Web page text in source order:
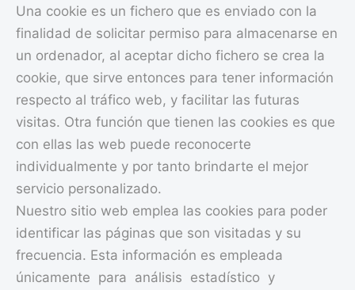
de
cookies
Una cookie es un fichero que es enviado con la
finalidad de solicitar permiso para almacenarse en
un ordenador, al aceptar dicho fichero se crea la
cookie, que sirve entonces para tener información
respecto al tráfico web, y facilitar las futuras
visitas. Otra función que tienen las cookies es que
con ellas las web puede reconocerte
individualmente y por tanto brindarte el mejor
servicio personalizado.
Nuestro sitio web emplea las cookies para poder
identificar las páginas que son visitadas y su
frecuencia. Esta información es empleada
únicamente para análisis estadístico y